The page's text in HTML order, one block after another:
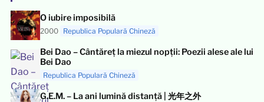
O iubire imposibilă
2000 Republica Populară Chineză
Bei Dao – Cântăreț la miezul nopții: Poezii alese ale lui
Bei Dao
Republica Populară Chineză
G.E.M. – La ani lumină distanță | 光年之外